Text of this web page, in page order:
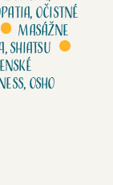
očistné
Masážne
shiatsu
Osho